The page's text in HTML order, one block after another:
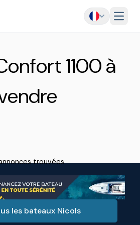
Menu
1100 à
trouvées
les bateaux Nicols